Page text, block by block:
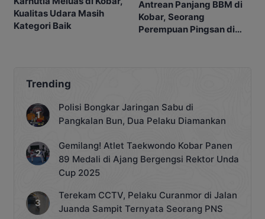
Kualitas Udara Masih
Kategori Baik
Antrean Panjang BBM di
Kobar, Seorang
Perempuan Pingsan di
Trending
Polisi Bongkar Jaringan Sabu di
Pangkalan Bun, Dua Pelaku Diamankan
Gemilang! Atlet Taekwondo Kobar Panen
89 Medali di Ajang Bergengsi Rektor Unda
Cup 2025
Terekam CCTV, Pelaku Curanmor di Jalan
Juanda Sampit Ternyata Seorang PNS